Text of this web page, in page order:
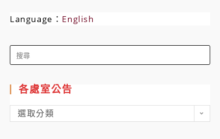
Language： English
Search
for:
各處室公告
各
處
選取分類